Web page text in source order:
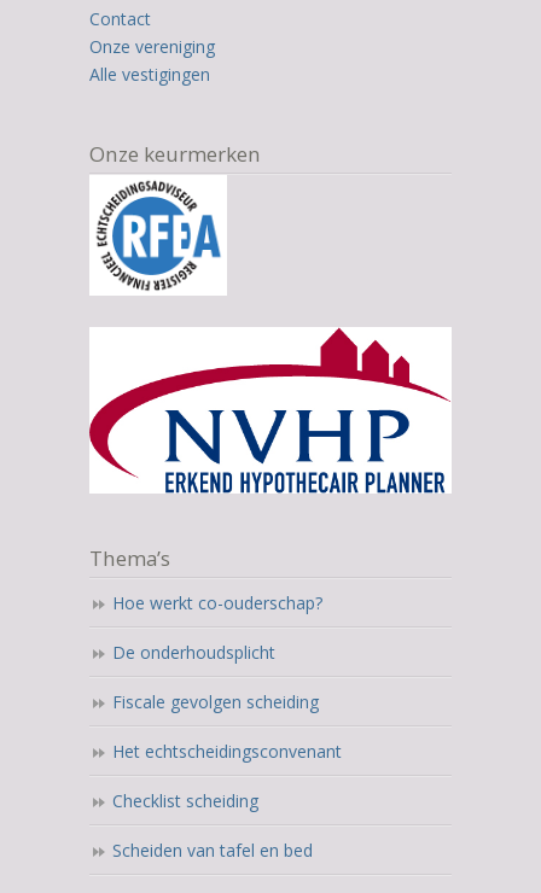
ratings
Contact
Onze vereniging
Alle vestigingen
Onze keurmerken
Thema’s
Hoe werkt co-ouderschap?
De onderhoudsplicht
Fiscale gevolgen scheiding
Het echtscheidingsconvenant
Checklist scheiding
Scheiden van tafel en bed